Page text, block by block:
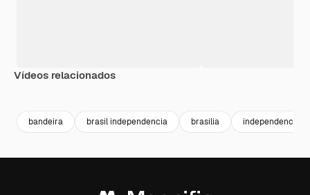
Vídeos relacionados
bandeira brasil independencia brasilia independencia